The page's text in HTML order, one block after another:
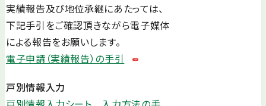
実績報告及び地位承継にあたっては、
下記手引をご確認頂きながら電子媒体
による報告をお願いします。
電子申請（実績報告）の手引
戸別情報入力